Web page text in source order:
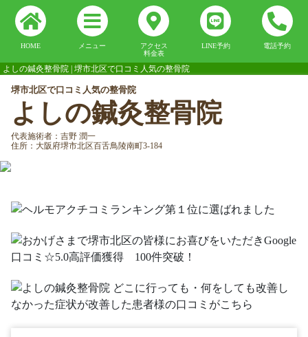
よしの鍼灸整骨院 | 堺市北区で口コミ人気の整骨院
HOME メニュー
アクセス
料金表
LINE予約 電話予約
堺市北区で口コミ人気の整骨院
よしの鍼灸整骨院
代表施術者：吉野 潤一
住所：大阪府堺市北区百舌鳥陵南町3-184